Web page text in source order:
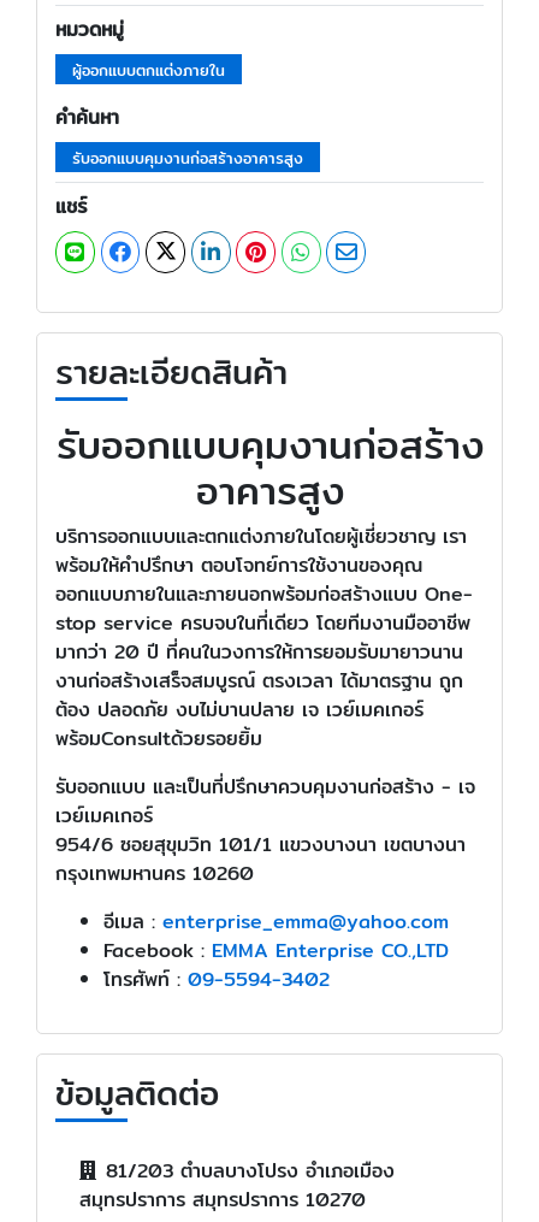
หมวดหมู่
ผู้ออกแบบตกแต่งภายใน
คำค้นหา
รับออกแบบคุมงานก่อสร้างอาคารสูง
แชร์
รายละเอียดสินค้า
รับออกแบบคุมงานก่อสร้าง
อาคารสูง
บริการออกแบบและตกแต่งภายในโดยผู้เชี่ยวชาญ เรา
พร้อมให้คำปรึกษา ตอบโจทย์การใช้งานของคุณ
ออกแบบภายในและภายนอกพร้อมก่อสร้างแบบ One-
stop service ครบจบในที่เดียว โดยทีมงานมืออาชีพ
มากว่า 20 ปี ที่คนในวงการให้การยอมรับมายาวนาน
งานก่อสร้างเสร็จสมบูรณ์ ตรงเวลา ได้มาตรฐาน ถูก
ต้อง ปลอดภัย งบไม่บานปลาย เจ เวย์เมคเกอร์
พร้อมConsultด้วยรอยยิ้ม
รับออกแบบ และเป็นที่ปรึกษาควบคุมงานก่อสร้าง - เจ
เวย์เมคเกอร์
954/6 ซอยสุขุมวิท 101/1 แขวงบางนา เขตบางนา
กรุงเทพมหานคร 10260
อีเมล : enterprise_emma@yahoo.com
Facebook : EMMA Enterprise CO.,LTD
โทรศัพท์ : 09-5594-3402
ข้อมูลติดต่อ
81/203 ตำบลบางโปรง อำเภอเมือง
สมุทรปราการ สมุทรปราการ 10270